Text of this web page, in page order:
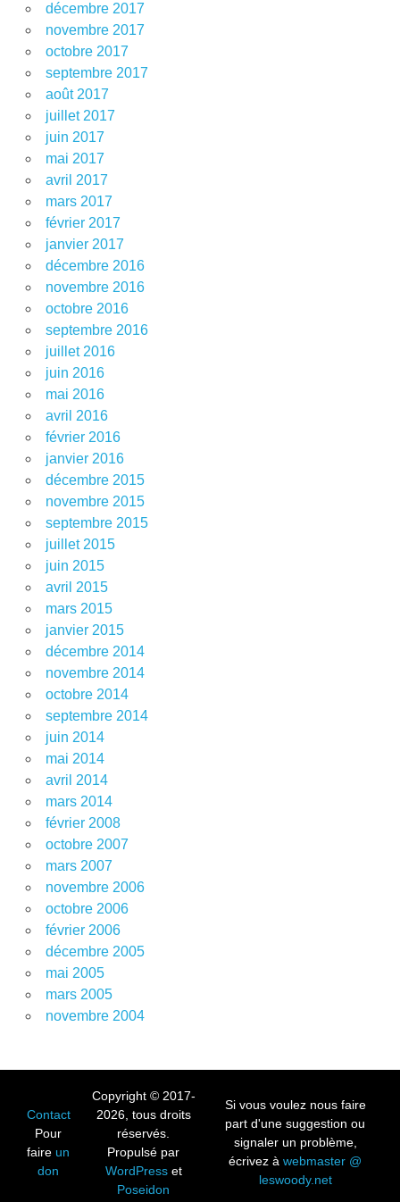
décembre 2017
novembre 2017
octobre 2017
septembre 2017
août 2017
juillet 2017
juin 2017
mai 2017
avril 2017
mars 2017
février 2017
janvier 2017
décembre 2016
novembre 2016
octobre 2016
septembre 2016
juillet 2016
juin 2016
mai 2016
avril 2016
février 2016
janvier 2016
décembre 2015
novembre 2015
septembre 2015
juillet 2015
juin 2015
avril 2015
mars 2015
janvier 2015
décembre 2014
novembre 2014
octobre 2014
septembre 2014
juin 2014
mai 2014
avril 2014
mars 2014
février 2008
octobre 2007
mars 2007
novembre 2006
octobre 2006
février 2006
décembre 2005
mai 2005
mars 2005
novembre 2004
Contact
Pour
faire un
don
Copyright © 2017-
2026, tous droits
réservés.
Propulsé par
WordPresset
Poseidon
Si vous voulez nous faire
part d'une suggestion ou
signaler un problème,
écrivez à webmaster @
leswoody.net